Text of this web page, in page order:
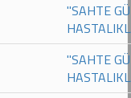
"SAHTE
"SAHTE